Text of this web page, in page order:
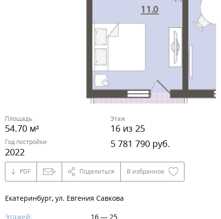
Площадь
54.70 м²
Этаж
16 из 25
Год постройки
2022
5 781 790 руб.
PDF Поделиться В избранное
Екатеринбург, ул. Евгения Савкова
Этажей:
16 — 25